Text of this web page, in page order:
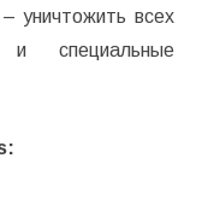
уничтожить всех
и специальные